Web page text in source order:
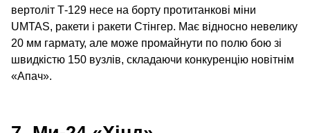
вертоліт Т‑129 несе на борту протитанкові міни
UMTAS, ракети і ракети Стінгер. Має відносно невелику
20 мм гармату, але може промайнути по полю бою зі
швидкістю 150 вузлів, складаючи конкуренцію новітнім
«Апач».